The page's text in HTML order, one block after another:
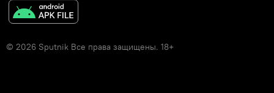
© 2026 Sputnik Все права защищены. 18+